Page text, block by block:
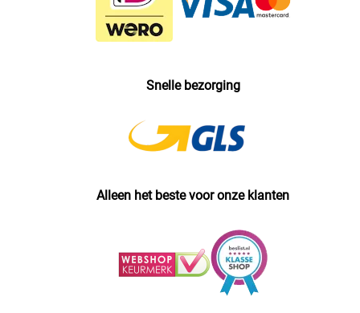
Snelle bezorging
Alleen het beste voor onze klanten